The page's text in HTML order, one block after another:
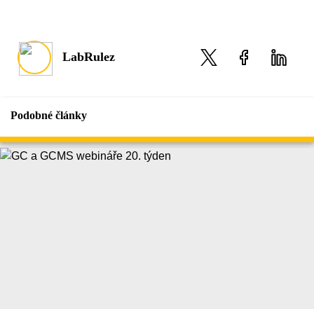
LabRulez
Podobné články